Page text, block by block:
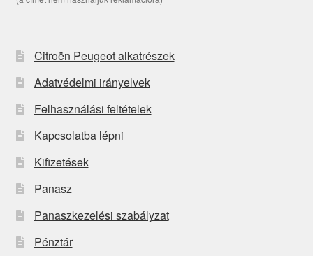
Citroën Peugeot alkatrészek
Adatvédelmi irányelvek
Felhasználási feltételek
Kapcsolatba lépni
Kifizetések
Panasz
Panaszkezelési szabályzat
Pénztár